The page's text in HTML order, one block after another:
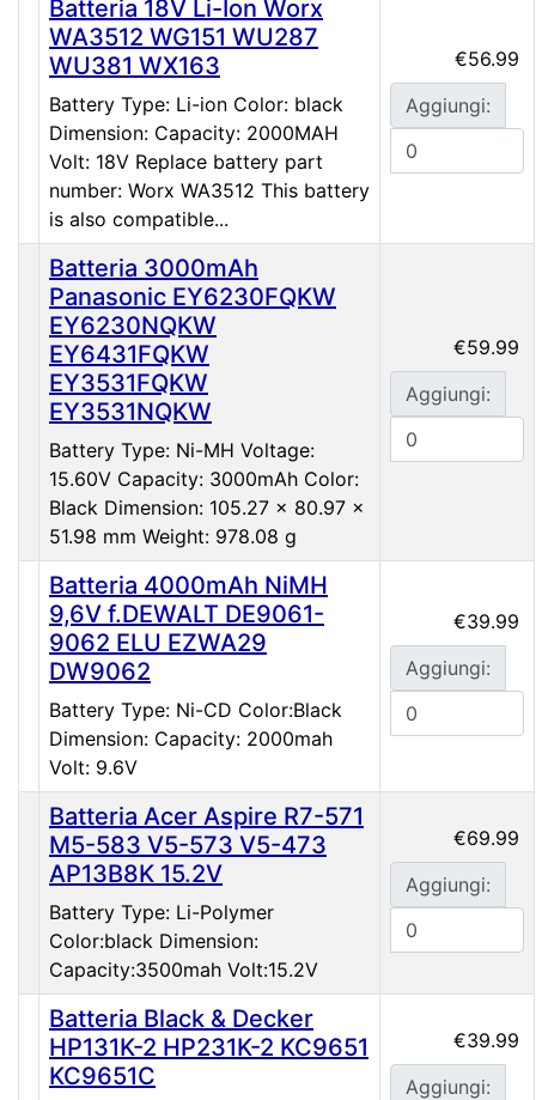
Batteria 18V Li-Ion Worx
WA3512 WG151 WU287
WU381 WX163
Battery Type: Li-ion Color: black
Dimension: Capacity: 2000MAH
Volt: 18V Replace battery part
number: Worx WA3512 This battery
is also compatible...
€56.99
Aggiungi:
Batteria 3000mAh
Panasonic EY6230FQKW
EY6230NQKW
EY6431FQKW
EY3531FQKW
EY3531NQKW
Battery Type: Ni-MH Voltage:
15.60V Capacity: 3000mAh Color:
Black Dimension: 105.27 x 80.97 x
51.98 mm Weight: 978.08 g
€59.99
Aggiungi:
Batteria 4000mAh NiMH
9,6V f.DEWALT DE9061-
9062 ELU EZWA29
DW9062
Battery Type: Ni-CD Color:Black
Dimension: Capacity: 2000mah
Volt: 9.6V
€39.99
Aggiungi:
Batteria Acer Aspire R7-571
M5-583 V5-573 V5-473
AP13B8K 15.2V
Battery Type: Li-Polymer
Color:black Dimension:
Capacity:3500mah Volt:15.2V
€69.99
Aggiungi:
Batteria Black & Decker
HP131K-2 HP231K-2 KC9651
KC9651C
€39.99
Aggiungi: